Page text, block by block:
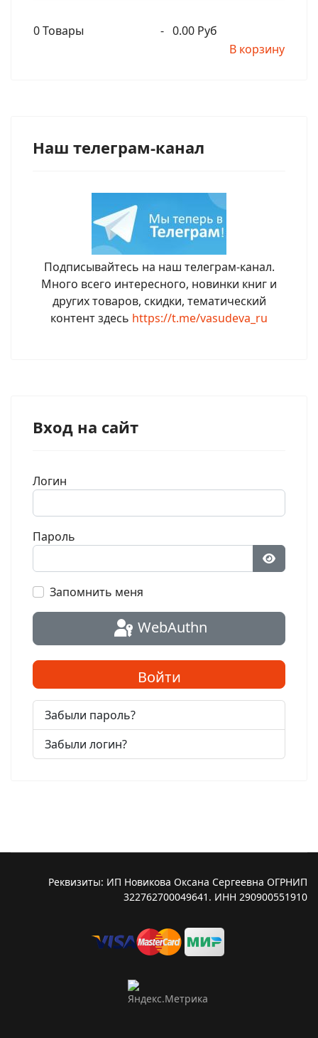
0Товары - 0.00 Руб
В корзину
Наш телеграм-канал
Подписывайтесь на наш телеграм-канал.
Много всего интересного, новинки книг и
других товаров, скидки, тематический
контент здесь https://t.me/vasudeva_ru
Вход на сайт
Логин
Пароль
Запомнить меня
WebAuthn
Войти
Забыли пароль?
Забыли логин?
Реквизиты: ИП Новикова Оксана Сергеевна ОГРНИП
322762700049641. ИНН 290900551910